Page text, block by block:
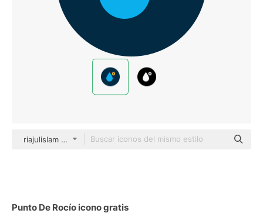
riajulislam Flat
Punto De Rocío icono gratis